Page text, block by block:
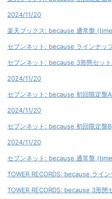
2024/11/20
楽天ブックス: because 通常盤
セブンネット: because ラインナ
セブンネット: because 3形態セッ
2024/11/20
セブンネット: because 初回限定
2024/11/20
セブンネット: because 初回限定盤
2024/11/20
セブンネット: because 通常盤
TOWER RECORDS: because ライ
TOWER RECORDS: because 3形